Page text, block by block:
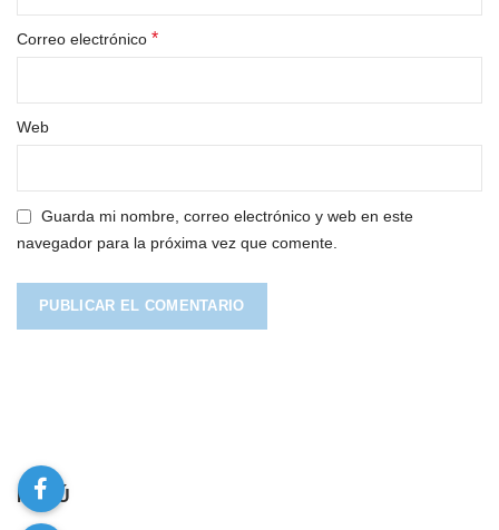
Correo electrónico *
Web
Guarda mi nombre, correo electrónico y web en este
navegador para la próxima vez que comente.
MENÚ